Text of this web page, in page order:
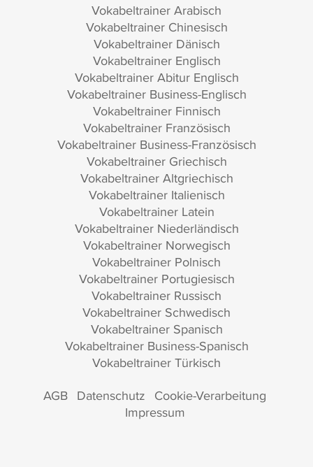
Vokabeltrainer Arabisch
Vokabeltrainer Chinesisch
Vokabeltrainer Dänisch
Vokabeltrainer Englisch
Vokabeltrainer Abitur Englisch
Vokabeltrainer Business-Englisch
Vokabeltrainer Finnisch
Vokabeltrainer Französisch
Vokabeltrainer Business-Französisch
Vokabeltrainer Griechisch
Vokabeltrainer Altgriechisch
Vokabeltrainer Italienisch
Vokabeltrainer Latein
Vokabeltrainer Niederländisch
Vokabeltrainer Norwegisch
Vokabeltrainer Polnisch
Vokabeltrainer Portugiesisch
Vokabeltrainer Russisch
Vokabeltrainer Schwedisch
Vokabeltrainer Spanisch
Vokabeltrainer Business-Spanisch
Vokabeltrainer Türkisch
AGB Datenschutz Cookie-Verarbeitung
Impressum